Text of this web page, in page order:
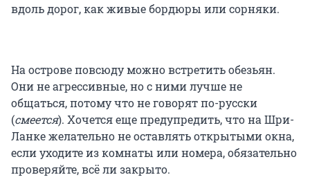
вдоль дорог, как живые бордюры или сорняки.
На острове повсюду можно встретить обезьян.
Они не агрессивные, но с ними лучше не
общаться, потому что не говорят по-русски
(смеется). Хочется еще предупредить, что на Шри-
Ланке желательно не оставлять открытыми окна,
если уходите из комнаты или номера, обязательно
проверяйте, всё ли закрыто.